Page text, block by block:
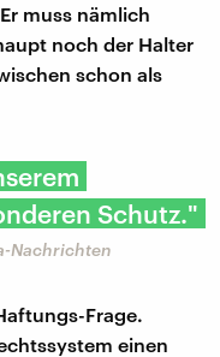
muss nämlich
noch der Halter
schon als
Schutz."
Nachrichten
Frage.
einen